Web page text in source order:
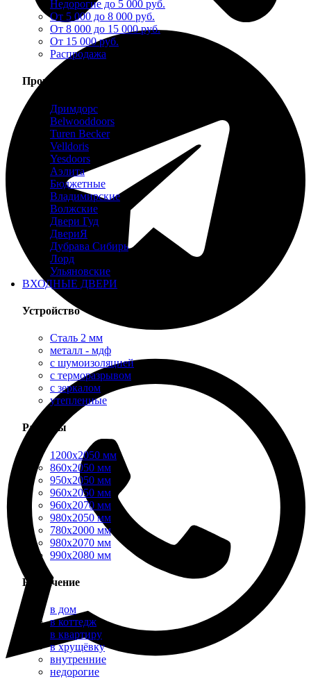
Недорогие до 5 000 руб.
От 5 000 до 8 000 руб.
От 8 000 до 15 000 руб.
От 15 000 руб.
Распродажа
Производители
Дримдорс
Belwooddoors
Turen Becker
Velldoris
Yesdoors
Аэлита
Бюджетные
Владимирские
Волжские
Двери Гуд
ДвериЯ
Дубрава Сибирь
Лорд
Ульяновские
ВХОДНЫЕ ДВЕРИ
Устройство
Сталь 2 мм
металл - мдф
с шумоизоляцией
с терморазрывом
с зеркалом
утепленные
Размеры
1200х2050 мм
860х2050 мм
950х2050 мм
960х2050 мм
960х2070 мм
980х2050 мм
780х2000 мм
980х2070 мм
990х2080 мм
Назначение
в дом
в коттедж
в квартиру
в хрущёвку
внутренние
недорогие